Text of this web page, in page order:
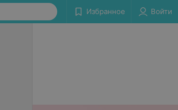
Избранное Войти